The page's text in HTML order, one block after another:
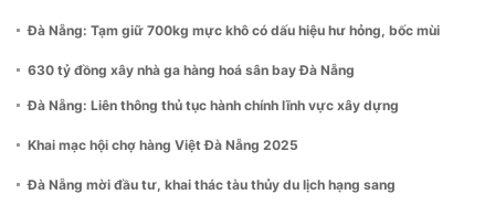
Đà Nẵng: Tạm giữ 700kg mực khô có dấu hiệu hư hỏng, bốc mùi
630 tỷ đồng xây nhà ga hàng hoá sân bay Đà Nẵng
Đà Nẵng: Liên thông thủ tục hành chính lĩnh vực xây dựng
Khai mạc hội chợ hàng Việt Đà Nẵng 2025
Đà Nẵng mời đầu tư, khai thác tàu thủy du lịch hạng sang